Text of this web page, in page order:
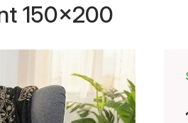
150x200